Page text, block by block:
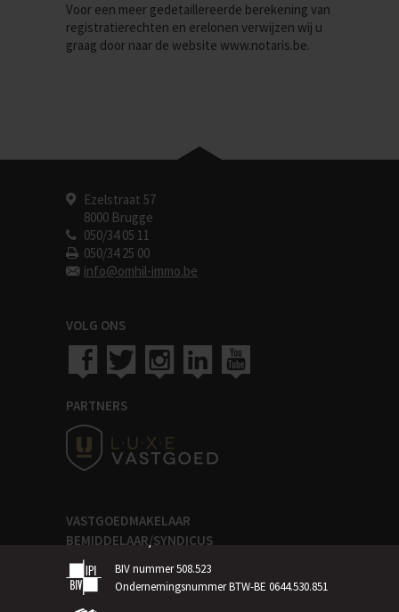
Voor een meer gedetaillereerde berekening van
registratierechten en erelonen verwijzen wij u
graag door naar de website www.notaris.be.
Ezelstraat 57
8000 Brugge
050/34 05 11
050/34 25 00
info@omhil-immo.be
VOLG ONS
PARTNERS
VASTGOEDMAKELAAR
BEMIDDELAAR/SYNDICUS
BIV nummer 508.523
Ondernemingsnummer BTW-BE 0644.530.851